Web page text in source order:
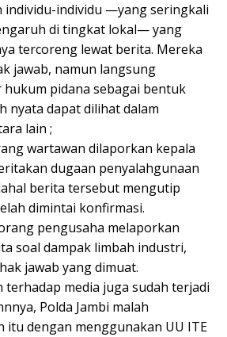
individu-individu —yang seringkali
di tingkat lokal— yang
tercoreng lewat berita. Mereka
jawab, namun langsung
pidana sebagai bentuk
nyata dapat dilihat dalam
lain ;
wartawan dilaporkan kepala
dugaan penyalahgunaan
berita tersebut mengutip
dimintai konfirmasi.
pengusaha melaporkan
soal dampak limbah industri,
jawab yang dimuat.
terhadap media juga sudah terjadi
Polda Jambi malah
itu dengan menggunakan UU ITE